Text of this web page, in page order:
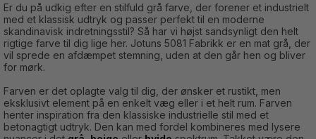
Er du på udkig efter en stilfuld grå farve, der forener et industrielt
med et klassisk udtryk og passer perfekt til en moderne
skandinavisk indretningsstil? Så har vi højst sandsynligt den helt
rigtige farve til dig lige her. Jotuns 5081 Fabrikk er en mat grå, der
vil sprede en afdæmpet stemning, uden at den går hen og bliver
for mørk.
Farven er det oplagte valg til dig, der ønsker et rustikt, men
eksklusivt element på en enkelt væg eller i et helt rum. Farven
henter inspiration fra den klassiske industrielle stil med et
betonagtigt udtryk. Den kan med fordel kombineres med lysere